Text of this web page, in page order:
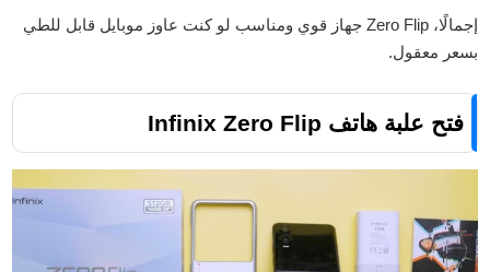
إجمالًا، Zero Flip جهاز قوي ومناسب لو كنت عاوز موبايل قابل للطي
بسعر معقول.
فتح علبة هاتف Infinix Zero Flip